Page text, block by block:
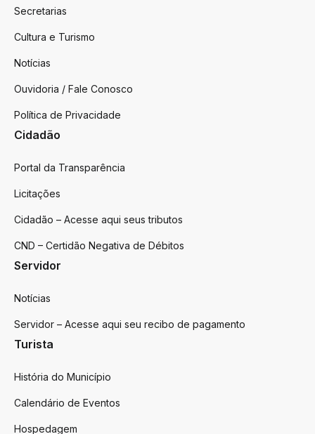
Secretarias
Cultura e Turismo
Notícias
Ouvidoria / Fale Conosco
Política de Privacidade
Cidadão
Portal da Transparência
Licitações
Cidadão – Acesse aqui seus tributos
CND – Certidão Negativa de Débitos
Servidor
Notícias
Servidor – Acesse aqui seu recibo de pagamento
Turista
História do Município
Calendário de Eventos
Hospedagem